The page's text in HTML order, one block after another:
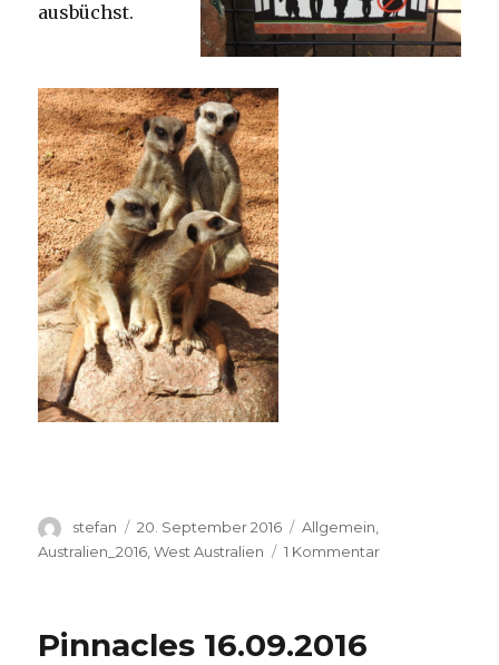
ausbüchst.
Autor
stefan
Veröffentlicht
am
20. September 2016 Kategorien
Allgemein,
Australien_2016 ,West Australien 1 Kommentarzu
Pinnacles 16.09.2016